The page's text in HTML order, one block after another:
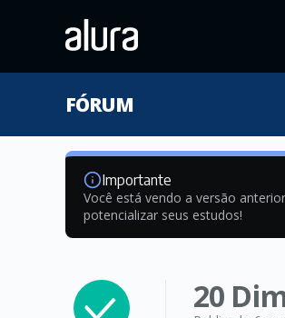
FÓRUM
Importante
Você está vendo a versão
potencializar seus estudos!
20